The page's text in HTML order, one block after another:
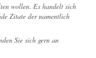
wollen. Es handelt sich
Zitate der namentlich
Sie sich gern an